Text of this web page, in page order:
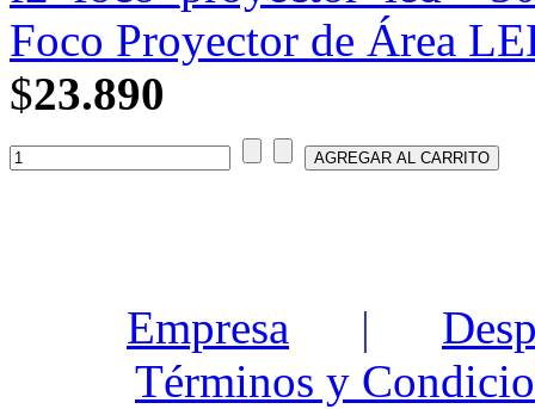
Foco Proyector de Área
$23.890
Empresa |
Términos y